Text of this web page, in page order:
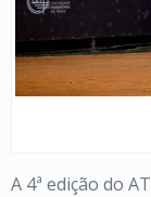
A 4ª edição do